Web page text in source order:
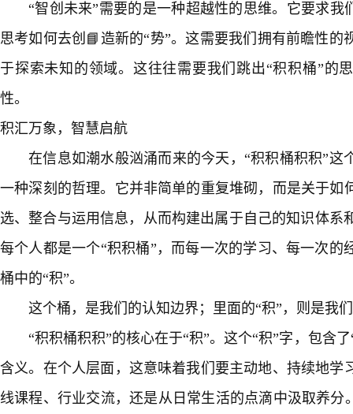
“智创未来”需要的是一种超越性的思维。它要求我
思考如何去创📘造新的“势”。这需要我们拥有前瞻性的
于探索未知的领域。这往往需要我们跳出“积积桶”的
性。
积汇万象，智慧启航
在信息如潮水般汹涌而来的今天，“积积桶积积”这
一种深刻的哲理。它并非简单的重复堆砌，而是关于如
选、整合与运用信息，从而构建出属于自己的知识体系
每个人都是一个“积积桶”，而每一次的学习、每一次的
桶中的“积”。
这个桶，是我们的认知边界；里面的“积”，则是我
“积积桶积积”的核心在于“积”。这个“积”字，包含
含义。在个人层面，这意味着我们要主动地、持续地学
线课程、行业交流，还是从日常生活的点滴中汲取养分